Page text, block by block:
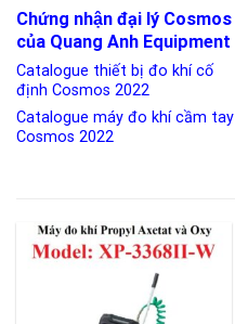
Chứng nhận đại lý Cosmos
của Quang Anh Equipment
Catalogue thiết bị đo khí cố
định Cosmos 2022
Catalogue máy đo khí cầm tay
Cosmos 2022